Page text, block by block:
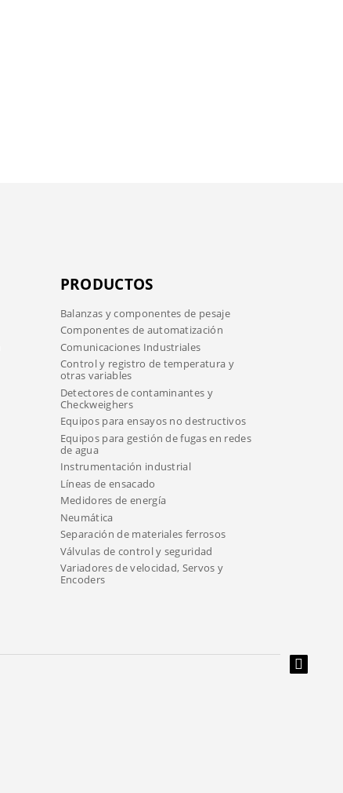
PRODUCTOS
Balanzas y componentes de pesaje
Componentes de automatización
Comunicaciones Industriales
Control y registro de temperatura y
otras variables
Detectores de contaminantes y
Checkweighers
Equipos para ensayos no destructivos
Equipos para gestión de fugas en redes
de agua
Instrumentación industrial
Líneas de ensacado
Medidores de energía
Neumática
Separación de materiales ferrosos
Válvulas de control y seguridad
Variadores de velocidad, Servos y
Encoders